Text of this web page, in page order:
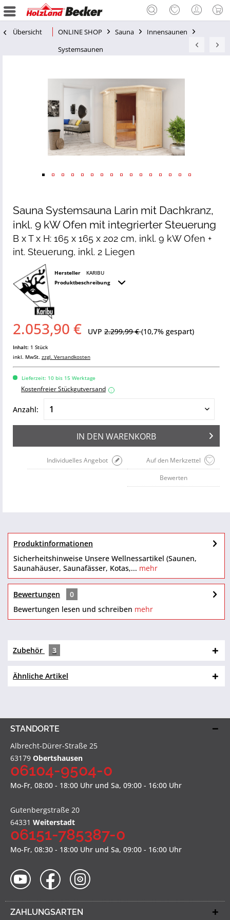
Übersicht ONLINE SHOP Sauna
Innensaunen
Systemsaunen
Sauna Systemsauna Larin mit Dachkranz,
inkl. 9 kW Ofen mit integrierter Steuerung
B x T x H: 165 x 165 x 202 cm, inkl. 9 kW Ofen +
int. Steuerung, inkl. 2 Liegen
Hersteller
KARIBU
Produktbeschreibung
2.053,90 € UVP 2.299,99 €(10,7% gespart)
Inhalt: 1 Stück
inkl. MwSt. zzgl. Versandkosten
Lieferzeit: 10 bis 15 Werktage
Kostenfreier Stückgutversand i
Anzahl:
IN DEN WARENKORB
Auf den Merkzettel
Individuelles Angebot
Bewerten
Produktinformationen
Sicherheitshinweise Unsere Wellnessartikel (Saunen,
Saunahäuser, Saunafässer, Kotas,... mehr
Bewertungen
0
Bewertungen lesen und schreiben mehr
Zubehör 3
Ähnliche Artikel
STANDORTE
Albrecht-Dürer-Straße 25
63179 Obertshausen
06104-9504-0
Mo-Fr, 08:00 - 18:00 Uhr und Sa, 09:00 - 16:00 Uhr
Gutenbergstraße 20
64331 Weiterstadt
06151-785387-0
Mo-Fr, 08:30 - 18:00 Uhr und Sa, 09:00 - 16:00 Uhr
ZAHLUNGSARTEN